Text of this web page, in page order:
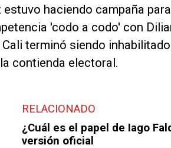
estuvo haciendo campaña
'codo a codo' con
terminó siendo
contienda electoral.
RELACIONADO
¿Cuál es el papel de Iago
versión oficial